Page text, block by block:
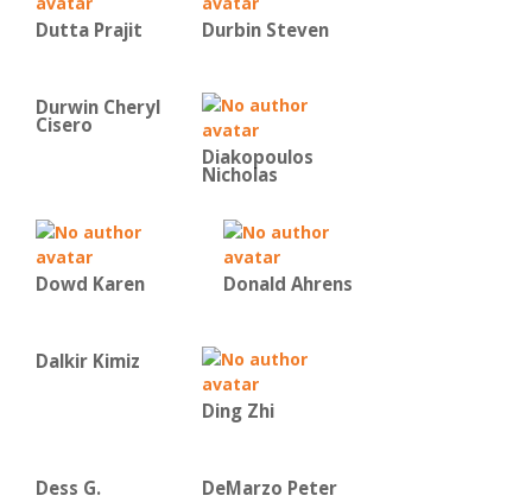
Dutta Prajit Durbin Steven
Durwin Cheryl
Cisero
Diakopoulos
Nicholas
Dowd Karen Donald Ahrens
Dalkir Kimiz
Ding Zhi
Dess G. DeMarzo Peter